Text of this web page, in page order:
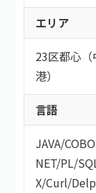
エリア
23区都心（
港）
言語
JAVA/
NET/PL/
X/Curl/